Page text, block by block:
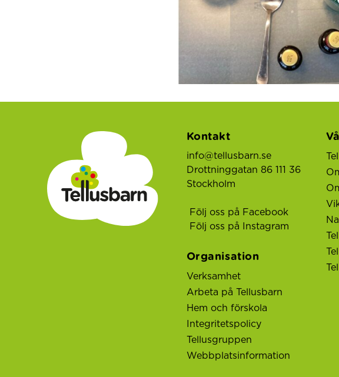
Kontakt
info@tellusbarn.se
Drottninggatan 86 111 36
Stockholm
Följ oss på Facebook
Följ oss på Instagram
Organisation
Verksamhet
Arbeta på Tellusbarn
Hem och förskola
Integritetspolicy
Tellusgruppen
Webbplatsinformation